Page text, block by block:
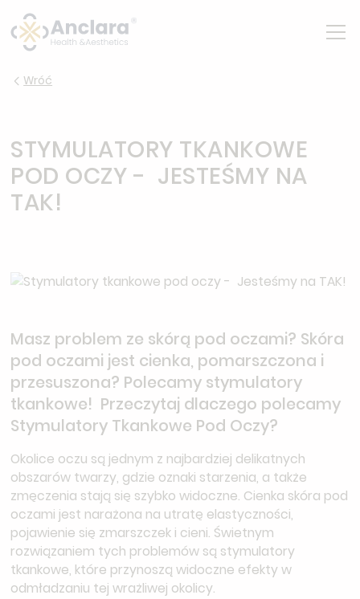
Wróć
STYMULATORY TKANKOWE
POD OCZY - JESTEŚMY NA
TAK!
Masz problem ze skórą pod oczami? Skóra
pod oczami jest cienka, pomarszczona i
przesuszona? Polecamy stymulatory
tkankowe! Przeczytaj dlaczego polecamy
Stymulatory Tkankowe Pod Oczy?
Okolice oczu są jednym z najbardziej delikatnych
obszarów twarzy, gdzie oznaki starzenia, a także
zmęczenia stają się szybko widoczne. Cienka skóra pod
oczami jest narażona na utratę elastyczności,
pojawienie się zmarszczek i cieni. Świetnym
rozwiązaniem tych problemów są stymulatory
tkankowe, które przynoszą widoczne efekty w
odmładzaniu tej wrażliwej okolicy.